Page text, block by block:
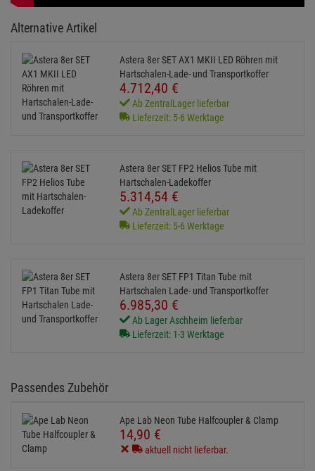
Alternative Artikel
Astera 8er SET AX1 MKII LED Röhren mit
Hartschalen-Lade- und Transportkoffer
4.712,40 €
Ab ZentralLager lieferbar
Lieferzeit: 5-6 Werktage
Astera 8er SET FP2 Helios Tube mit
Hartschalen-Ladekoffer
5.314,54 €
Ab ZentralLager lieferbar
Lieferzeit: 5-6 Werktage
Astera 8er SET FP1 Titan Tube mit
Hartschalen Lade- und Transportkoffer
6.985,30 €
Ab Lager Aschheim lieferbar
Lieferzeit: 1-3 Werktage
Passendes Zubehör
Ape Lab Neon Tube Halfcoupler & Clamp
14,90 €
aktuell nicht lieferbar.